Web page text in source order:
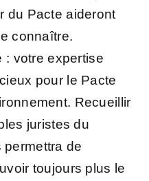
du Pacte aideront
connaître.
: votre expertise
pour le Pacte
Recueillir
juristes du
permettra de
toujours plus le